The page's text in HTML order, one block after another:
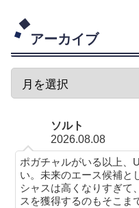
アーカイブ
ソルト
2026.08.08
ポガチャルがいる以上、
い。未来のエース候補と
シャスは高くなりすぎて
スを獲得するのもそこま